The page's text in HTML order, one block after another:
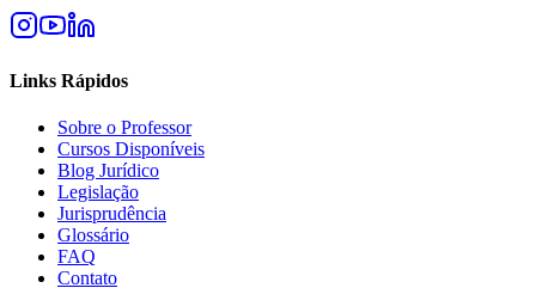
Links Rápidos
Sobre o Professor
Cursos Disponíveis
Blog Jurídico
Legislação
Jurisprudência
Glossário
FAQ
Contato